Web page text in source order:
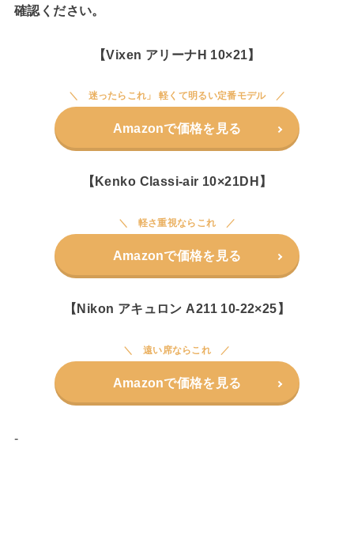
確認ください。
【Vixen アリーナH 10×21】
迷ったらこれ」 軽くて明るい定番モデル
Amazonで価格を見る
【Kenko Classi-air 10×21DH】
軽さ重視ならこれ
Amazonで価格を見る
【Nikon アキュロン A211 10-22×25】
遠い席ならこれ
Amazonで価格を見る
-